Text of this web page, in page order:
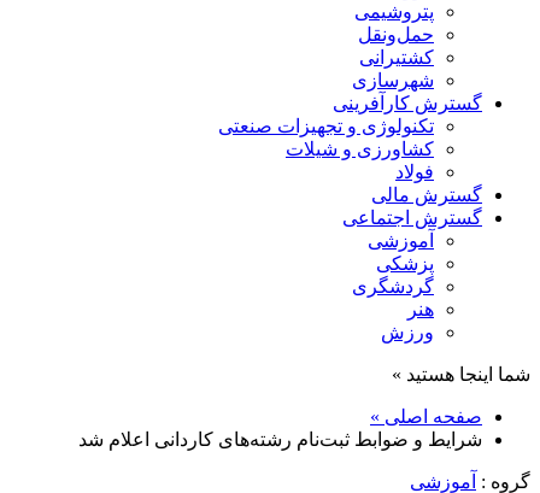
پتروشیمی
حمل‌و‌نقل
کشتیرانی
شهرسازی
گسترش کارآفرینی
تکنولوژی و تجهیزات صنعتی
کشاورزی و شیلات
فولاد
گسترش مالی
گسترش اجتماعی
آموزشی
پزشکی
گردشگری
هنر
ورزش
شما اینجا هستید »
صفحه اصلی »
شرایط و ضوابط ثبت‌نام رشته‌های کاردانی اعلام شد
گروه : آموزشی